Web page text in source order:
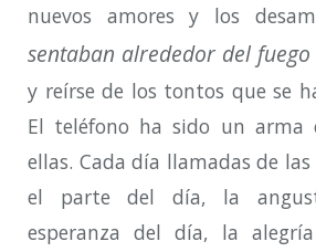
nuevos amores y los
sentaban alrededor del fuego
y reírse de los tontos que se
El teléfono ha sido un arma
ellas. Cada día llamadas de
el parte del día, la
esperanza del día, la